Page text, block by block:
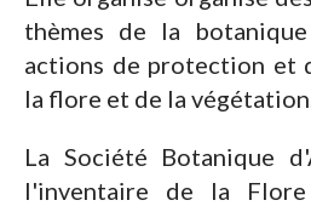
thèmes de la
actions de protection et
la flore et de la végétation.
La Société Botanique
l'inventaire de la